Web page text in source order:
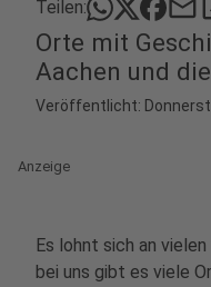
Teilen:
Orte mit
Aachen und
Veröffentlicht:
Anzeige
Es lohnt sich an
bei uns gibt es viele